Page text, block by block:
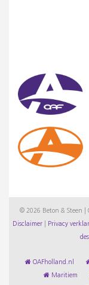
© 2026 Beton & Steen |
Disclaimer Privacy
OAFholland.nl
Maritiem